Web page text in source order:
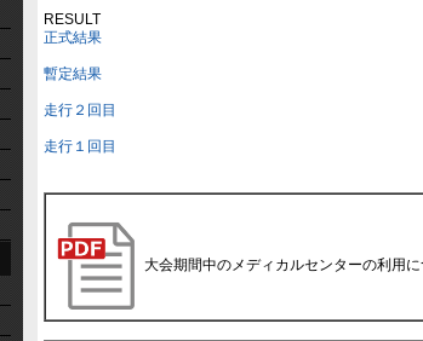
RESULT
正式結果
暫定結果
走行２回目
走行１回目
大会期間中のメディカルセンターの利